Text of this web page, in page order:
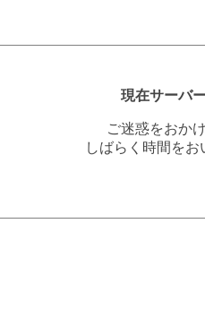
現在サーバ
ご迷惑をおか
しばらく時間を